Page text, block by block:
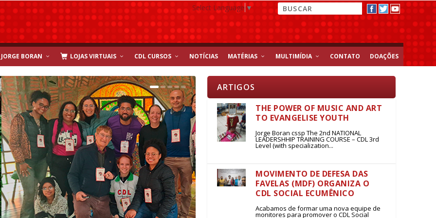
Select Language▼
JORGE BORAN LOJAS VIRTUAIS CDL CURSOS NOTÍCIAS MATÉRIAS MULTIMÍDIA CONTATO DOAÇÕES
ARTIGOS
THE POWER OF MUSIC AND ART
TO EVANGELISE YOUTH
Jorge Boran cssp The 2nd NATIONAL
LEADERSHHIP TRAINING COURSE – CDL 3rd
Level (with specialization...
MOVIMENTO DE DEFESA DAS
FAVELAS (MDF) ORGANIZA O
CDL SOCIAL ECUMÊNICO
Acabamos de formar uma nova equipe de
monitores para promover o CDL Social